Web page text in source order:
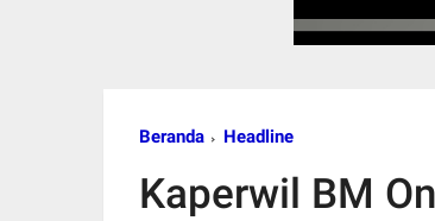
Beranda Headline
Kaperwil BM